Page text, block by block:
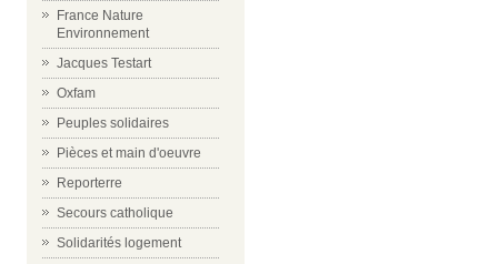
France Nature
Environnement
Jacques Testart
Oxfam
Peuples solidaires
Pièces et main d'oeuvre
Reporterre
Secours catholique
Solidarités logement